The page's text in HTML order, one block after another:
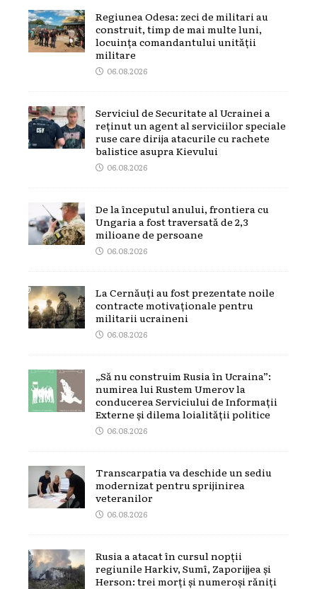
Regiunea Odesa: zeci de militari au
construit, timp de mai multe luni,
locuința comandantului unității
militare
06.08.2026
Serviciul de Securitate al Ucrainei a
reținut un agent al serviciilor speciale
ruse care dirija atacurile cu rachete
balistice asupra Kievului
06.08.2026
De la începutul anului, frontiera cu
Ungaria a fost traversată de 2,3
milioane de persoane
06.08.2026
La Cernăuți au fost prezentate noile
contracte motivaționale pentru
militarii ucraineni
06.08.2026
„Să nu construim Rusia în Ucraina”:
numirea lui Rustem Umerov la
conducerea Serviciului de Informații
Externe și dilema loialității politice
06.08.2026
Transcarpatia va deschide un sediu
modernizat pentru sprijinirea
veteranilor
06.08.2026
Rusia a atacat în cursul nopții
regiunile Harkiv, Sumî, Zaporijjea și
Herson: trei morți și numeroși răniți